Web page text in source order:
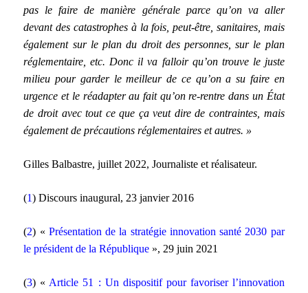
pas le faire de manière générale parce qu’on va aller
devant des catastrophes à la fois, peut-être, sanitaires, mais
également sur le plan du droit des personnes, sur le plan
réglementaire, etc. Donc il va falloir qu’on trouve le juste
milieu pour garder le meilleur de ce qu’on a su faire en
urgence et le réadapter au fait qu’on re-rentre dans un État
de droit avec tout ce que ça veut dire de contraintes, mais
également de précautions réglementaires et autres. »
Gilles Balbastre, juillet 2022, Journaliste et réalisateur.
(1) Discours inaugural, 23 janvier 2016
(2) « Présentation de la stratégie innovation santé 2030 par
le président de la République », 29 juin 2021
(3) « Article 51 : Un dispositif pour favoriser l’innovation